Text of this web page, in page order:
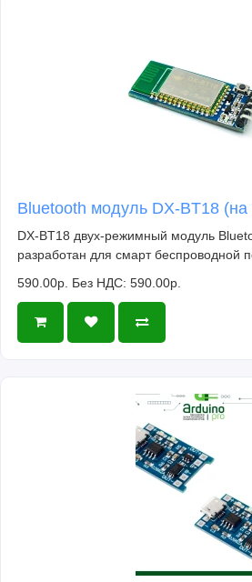
Bluetooth модуль DX-BT18 (на
DX-BT18 двух-режимный модуль
разработан для смарт беспроводной
590.00р. Без НДС: 590.00р.